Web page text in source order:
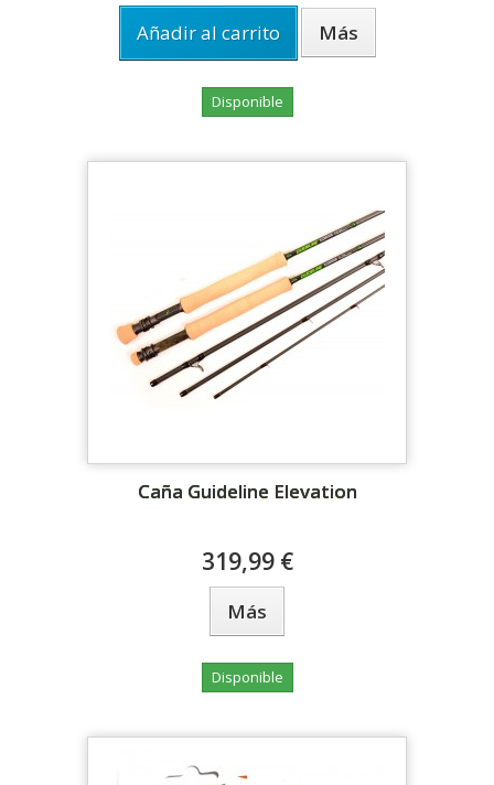
Añadir al carrito Más
Disponible
Caña Guideline Elevation
319,99 €
Más
Disponible